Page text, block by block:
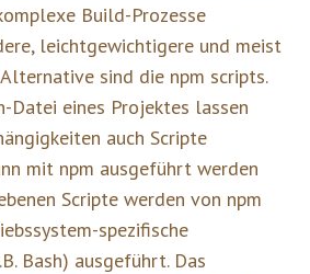
Build-Prozesse
leichtgewichtigere und meist
sind die npm scripts.
Datei eines Projektes lassen
auch Scripte
mit npm ausgeführt werden
Scripte werden von npm
spezifische
Bash) ausgeführt. Das